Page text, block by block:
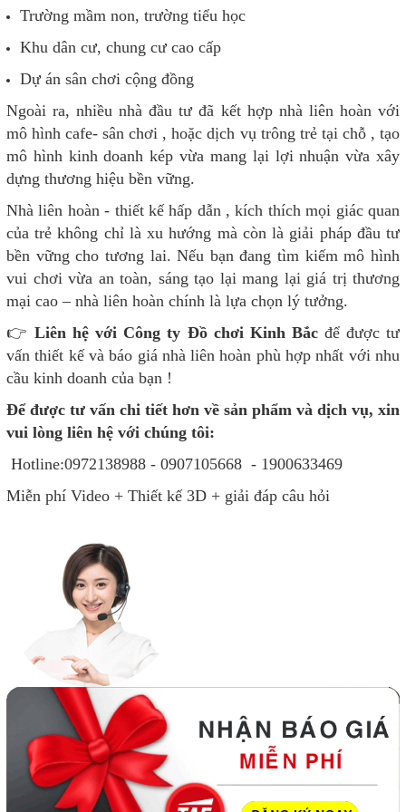
Trường mầm non, trường tiểu học
Khu dân cư, chung cư cao cấp
Dự án sân chơi cộng đồng
Ngoài ra, nhiều nhà đầu tư đã kết hợp nhà liên hoàn với
mô hình cafe- sân chơi , hoặc dịch vụ trông trẻ tại chỗ , tạo
mô hình kinh doanh kép vừa mang lại lợi nhuận vừa xây
dựng thương hiệu bền vững.
Nhà liên hoàn - thiết kế hấp dẫn , kích thích mọi giác quan
của trẻ không chỉ là xu hướng mà còn là giải pháp đầu tư
bền vững cho tương lai. Nếu bạn đang tìm kiếm mô hình
vui chơi vừa an toàn, sáng tạo lại mang lại giá trị thương
mại cao – nhà liên hoàn chính là lựa chọn lý tưởng.
👉Liên hệ với Công ty Đồ chơi Kinh Bắcđể được tư
vấn thiết kế và báo giá nhà liên hoàn phù hợp nhất với nhu
cầu kinh doanh của bạn !
Để được tư vấn chi tiết hơn về sản phẩm và dịch vụ, xin
vui lòng liên hệ với chúng tôi:
Hotline:0972138988 - 0907105668 - 1900633469
Miễn phí Video + Thiết kế 3D + giải đáp câu hỏi